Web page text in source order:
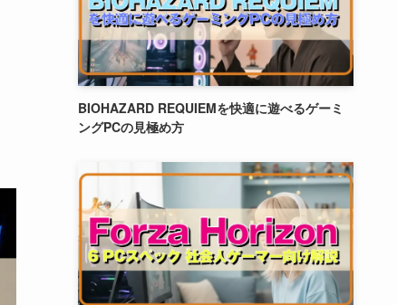
BIOHAZARD REQUIEMを快適に遊べるゲーミ
ングPCの見極め方